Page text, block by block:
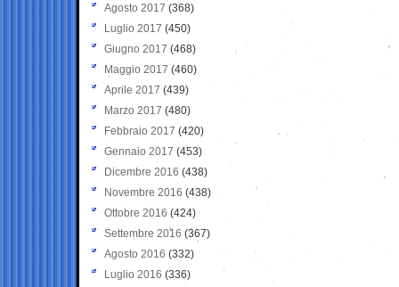
Agosto 2017 (368)
Luglio 2017 (450)
Giugno 2017 (468)
Maggio 2017 (460)
Aprile 2017 (439)
Marzo 2017 (480)
Febbraio 2017 (420)
Gennaio 2017 (453)
Dicembre 2016 (438)
Novembre 2016 (438)
Ottobre 2016 (424)
Settembre 2016 (367)
Agosto 2016 (332)
Luglio 2016 (336)